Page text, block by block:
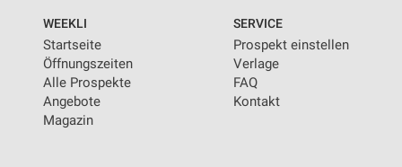
WEEKLI
Startseite
Öffnungszeiten
Alle Prospekte
Angebote
Magazin
SERVICE
Prospekt einstellen
Verlage
FAQ
Kontakt